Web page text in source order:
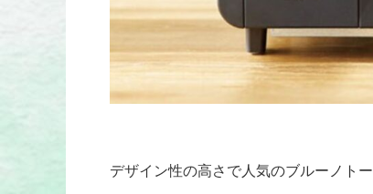
デザイン性の高さで人気のブルーノトー